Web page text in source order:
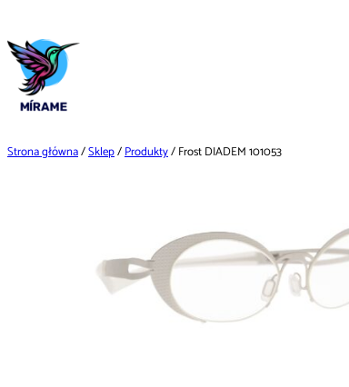
do
treści
Strona główna/Sklep/Produkty/ Frost DIADEM 101053